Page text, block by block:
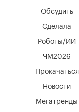
Мегатренды
Новости
Обсудить
Сделала
Роботы/ИИ
ЧМ2026
Прокачаться